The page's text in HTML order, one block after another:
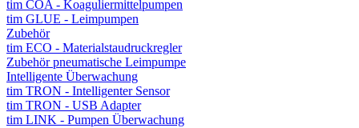
tim COA - Koaguliermittelpumpen
tim GLUE - Leimpumpen
Zubehör
tim ECO - Materialstaudruckregler
Zubehör pneumatische Leimpumpe
Intelligente Überwachung
tim TRON - Intelligenter Sensor
tim TRON - USB Adapter
tim LINK - Pumpen Überwachung